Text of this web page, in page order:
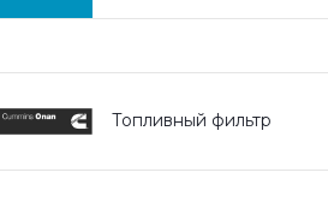
Топливный фильтр